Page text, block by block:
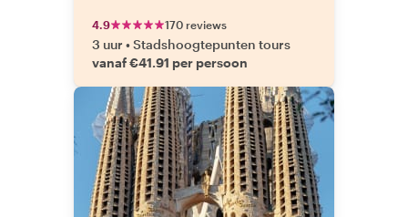
4.9 170 reviews
3 uur •Stadshoogtepunten tours
vanaf €41.91 per persoon